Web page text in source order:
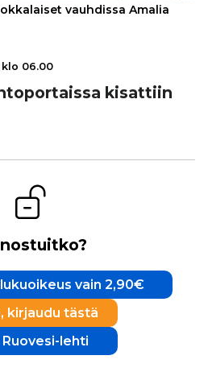
vauhdissa Amalia
klo 06.00
kisattiin
vain 2,90€
kirjaudu tästä
Ruovesi-lehti